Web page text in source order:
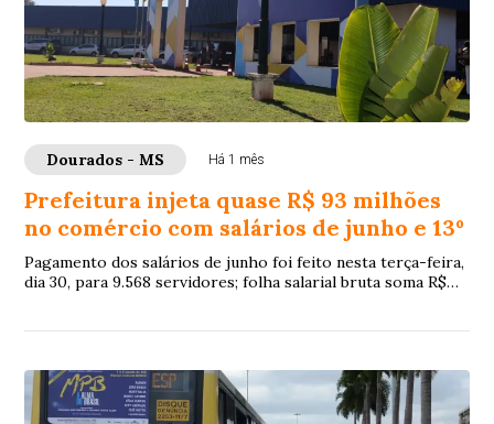
Dourados - MS Há 1 mês
Prefeitura injeta quase R$ 93 milhões
no comércio com salários de junho e 13º
Pagamento dos salários de junho foi feito nesta terça-feira,
dia 30, para 9.568 servidores; folha salarial bruta soma R$